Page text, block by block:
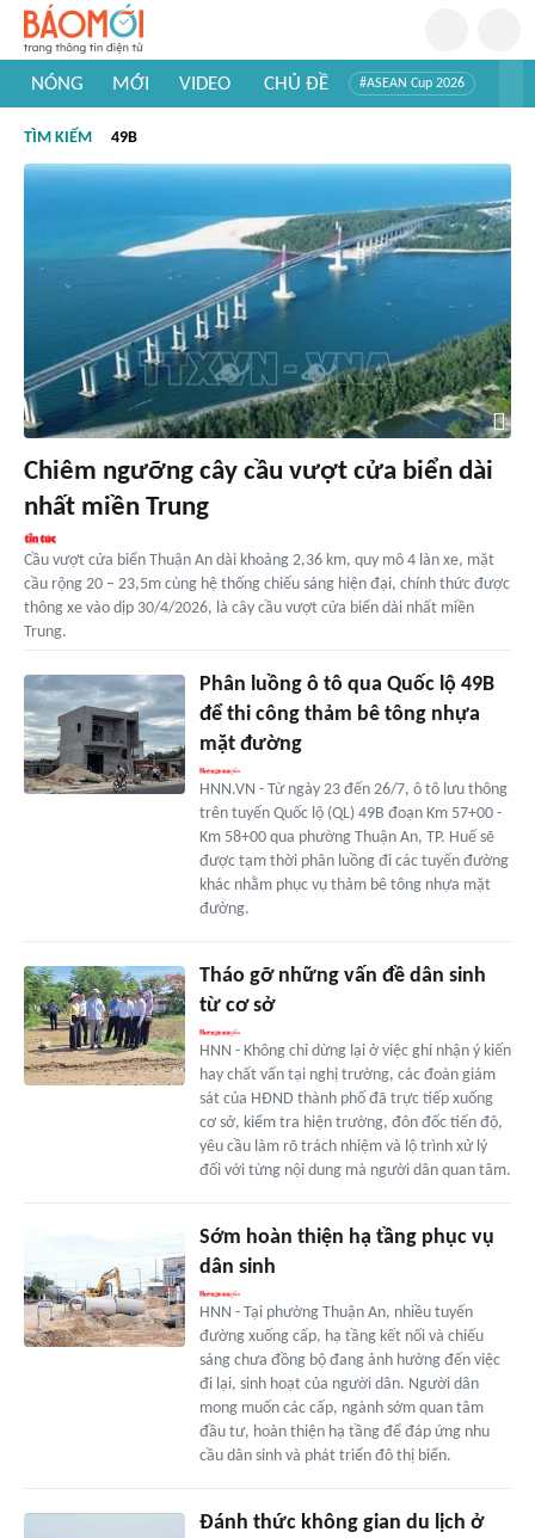
NÓNG MỚI VIDEO CHỦ ĐỀ #ASEAN Cup 2026
#Khám phá thế giới
TÌM KIẾM 49B
Chiêm ngưỡng cây cầu vượt cửa biển dài
nhất miền Trung
Cầu vượt cửa biển Thuận An dài khoảng 2,36 km, quy mô 4 làn xe, mặt
cầu rộng 20 – 23,5m cùng hệ thống chiếu sáng hiện đại, chính thức được
thông xe vào dịp 30/4/2026, là cây cầu vượt cửa biển dài nhất miền
Trung.
Phân luồng ô tô qua Quốc lộ 49B
để thi công thảm bê tông nhựa
mặt đường
HNN.VN - Từ ngày 23 đến 26/7, ô tô lưu thông
trên tuyến Quốc lộ (QL) 49B đoạn Km 57+00 -
Km 58+00 qua phường Thuận An, TP. Huế sẽ
được tạm thời phân luồng đi các tuyến đường
khác nhằm phục vụ thảm bê tông nhựa mặt
đường.
Tháo gỡ những vấn đề dân sinh
từ cơ sở
HNN - Không chỉ dừng lại ở việc ghi nhận ý kiến
hay chất vấn tại nghị trường, các đoàn giám
sát của HĐND thành phố đã trực tiếp xuống
cơ sở, kiểm tra hiện trường, đôn đốc tiến độ,
yêu cầu làm rõ trách nhiệm và lộ trình xử lý
đối với từng nội dung mà người dân quan tâm.
Sớm hoàn thiện hạ tầng phục vụ
dân sinh
HNN - Tại phường Thuận An, nhiều tuyến
đường xuống cấp, hạ tầng kết nối và chiếu
sáng chưa đồng bộ đang ảnh hưởng đến việc
đi lại, sinh hoạt của người dân. Người dân
mong muốn các cấp, ngành sớm quan tâm
đầu tư, hoàn thiện hạ tầng để đáp ứng nhu
cầu dân sinh và phát triển đô thị biển.
Đánh thức không gian du lịch ở